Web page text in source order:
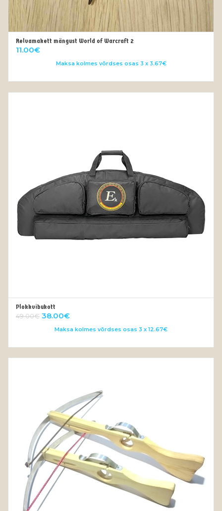
LISA KORVI
Relvamakett mängust World of Warcraft 2
11.00€
Maksa kolmes võrdses osas 3 x 3.67€
Plokkvibukott
49.00€ Algne
hind
49.00€.
38.00€Current
price
38.00€.
Maksa kolmes võrdses osas 3 x 12.67€